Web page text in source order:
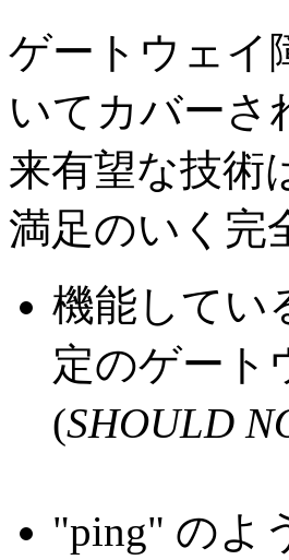
ゲートウェイ
いてカバーさ
来有望な技術
満足のいく完
機能してい
定のゲート
(SHOULD
"ping" のよ